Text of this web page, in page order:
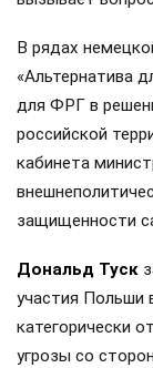
В рядах
«Альтернатива
для ФРГ в
российской
кабинета
защищенности
Дональд Туск
участия Польши
категорически
угрозы со